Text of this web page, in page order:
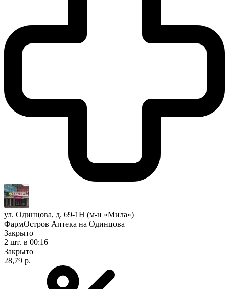
ул. Одинцова, д. 69-1Н (м-н «Мила»)
ФармОстров Аптека на Одинцова
Закрыто
2 шт. в 00:16
Закрыто
28,79 р.